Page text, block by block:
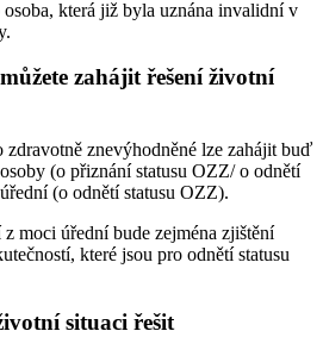
která již byla uznána invalidní v
zahájit řešení životní
znevýhodněné lze zahájit buď
(o přiznání statusu OZZ/ o odnětí
(o odnětí statusu OZZ).
moci úřední bude zejména zjištění
které jsou pro odnětí statusu
situaci řešit